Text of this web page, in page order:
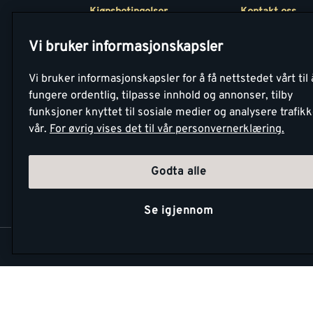
Kjøpsbetingelser
Betaling
Retur- og
angrerettsskjema
Kontakt oss
Montér Bedrift
Vi bruker informasjonskapsler
Vi bruker informasjonskapsler for å få nettstedet vårt til
fungere ordentlig, tilpasse innhold og annonser, tilby
funksjoner knyttet til sosiale medier og analysere
vår. For øvrig vises det til vår personvernerklæring.
Godta alle
Se igjennom